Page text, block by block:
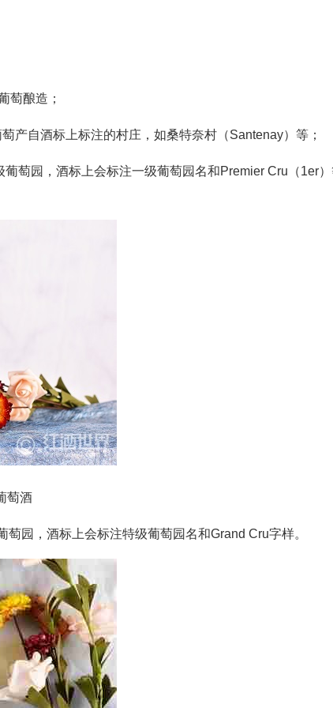
葡萄酿造；
产自酒标上标注的村庄，如桑特奈村（Santenay）等；
萄园，酒标上会标注一级葡萄园名和Premier Cru（1er
萄酒
园，酒标上会标注特级葡萄园名和Grand Cru字样。